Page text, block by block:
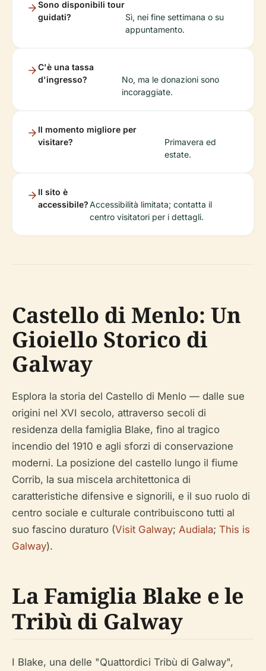
Sono disponibili tour
guidati?
Sì, nei fine settimana o su
appuntamento.
C'è una tassa
d'ingresso?
No, ma le donazioni sono
incoraggiate.
Il momento migliore per
visitare?
Primavera ed
estate.
Il sito è
accessibile?Accessibilità limitata; contatta il
centro visitatori per i dettagli.
Castello di Menlo: Un
Gioiello Storico di
Galway
Esplora la storia del Castello di Menlo — dalle sue
origini nel XVI secolo, attraverso secoli di
residenza della famiglia Blake, fino al tragico
incendio del 1910 e agli sforzi di conservazione
moderni. La posizione del castello lungo il fiume
Corrib, la sua miscela architettonica di
caratteristiche difensive e signorili, e il suo ruolo di
centro sociale e culturale contribuiscono tutti al
suo fascino duraturo (Visit Galway; Audiala; This is
Galway).
La Famiglia Blake e le
Tribù di Galway
I Blake, una delle "Quattordici Tribù di Galway",